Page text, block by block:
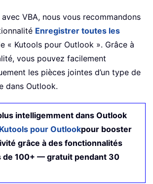
VBA, nous vous recommandons
Enregistrer toutes les
« Kutools pour Outlook ». Grâce à
vous pouvez facilement
les pièces jointes d’un type de
dans Outlook.
intelligemment dans Outlook
pour Outlookpour booster
grâce à des fonctionnalités
de 100+ — gratuit pendant 30